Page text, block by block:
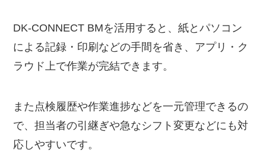
DK-CONNECT BMを活用すると、紙とパソコン
による記録・印刷などの手間を省き、アプリ・ク
ラウド上で作業が完結できます。
また点検履歴や作業進捗などを一元管理できるの
で、担当者の引継ぎや急なシフト変更などにも対
応しやすいです。